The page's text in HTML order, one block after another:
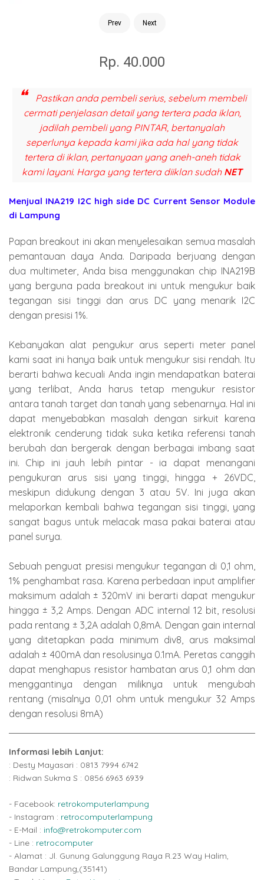
Prev Next
Rp. 40.000
Pastikan anda pembeli serius, sebelum membeli
cermati penjelasan detail yang tertera pada iklan,
jadilah pembeli yang PINTAR, bertanyalah
seperlunya kepada kami jika ada hal yang tidak
tertera di iklan, pertanyaan yang aneh-aneh tidak
kami layani. Harga yang tertera diiklan sudah NET
Menjual INA219 I2C high side DC Current Sensor Module
di Lampung
Papan breakout ini akan menyelesaikan semua masalah
pemantauan daya Anda. Daripada berjuang dengan
dua multimeter, Anda bisa menggunakan chip INA219B
yang berguna pada breakout ini untuk mengukur baik
tegangan sisi tinggi dan arus DC yang menarik I2C
dengan presisi 1%.
Kebanyakan alat pengukur arus seperti meter panel
kami saat ini hanya baik untuk mengukur sisi rendah. Itu
berarti bahwa kecuali Anda ingin mendapatkan baterai
yang terlibat, Anda harus tetap mengukur resistor
antara tanah target dan tanah yang sebenarnya. Hal ini
dapat menyebabkan masalah dengan sirkuit karena
elektronik cenderung tidak suka ketika referensi tanah
berubah dan bergerak dengan berbagai imbang saat
ini. Chip ini jauh lebih pintar - ia dapat menangani
pengukuran arus sisi yang tinggi, hingga + 26VDC,
meskipun didukung dengan 3 atau 5V. Ini juga akan
melaporkan kembali bahwa tegangan sisi tinggi, yang
sangat bagus untuk melacak masa pakai baterai atau
panel surya.
Sebuah penguat presisi mengukur tegangan di 0,1 ohm,
1% penghambat rasa. Karena perbedaan input amplifier
maksimum adalah ± 320mV ini berarti dapat mengukur
hingga ± 3,2 Amps. Dengan ADC internal 12 bit, resolusi
pada rentang ± 3,2A adalah 0,8mA. Dengan gain internal
yang ditetapkan pada minimum div8, arus maksimal
adalah ± 400mA dan resolusinya 0.1mA. Peretas canggih
dapat menghapus resistor hambatan arus 0,1 ohm dan
menggantinya dengan miliknya untuk mengubah
rentang (misalnya 0,01 ohm untuk mengukur 32 Amps
dengan resolusi 8mA)
Informasi lebih Lanjut:
: Desty Mayasari : 0813 7994 6742
: Ridwan Sukma S : 0856 6963 6939
- Facebook: retrokomputerlampung
- Instagram : retrocomputerlampung
- E-Mail : info@retrokomputer.com
- Line : retrocomputer
- Alamat : Jl. Gunung Galunggung Raya R.23 Way Halim,
Bandar Lampung,(35141)